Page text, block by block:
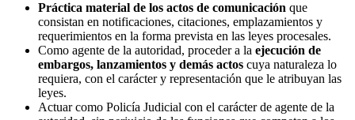
Práctica material de los actos de comunicación que
consistan en notificaciones, citaciones, emplazamientos y
requerimientos en la forma prevista en las leyes procesales.
Como agente de la autoridad, proceder a la ejecución de
embargos, lanzamientos y demás actos cuya naturaleza lo
requiera, con el carácter y representación que le atribuyan las
leyes.
Actuar como Policía Judicial con el carácter de agente de la